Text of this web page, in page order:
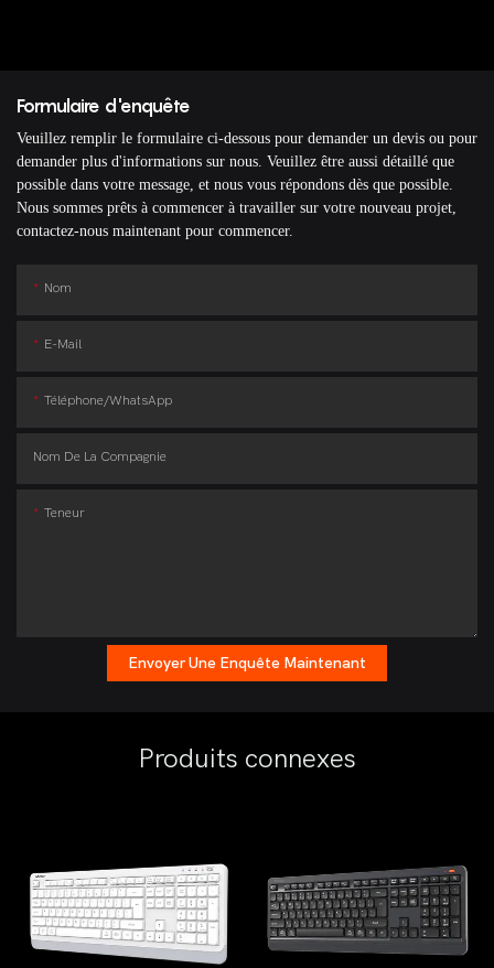
Formulaire d'enquête
Veuillez remplir le formulaire ci-dessous pour demander un devis ou pour
demander plus d'informations sur nous. Veuillez être aussi détaillé que
possible dans votre message, et nous vous répondons dès que possible.
Nous sommes prêts à commencer à travailler sur votre nouveau projet,
contactez-nous maintenant pour commencer.
Nom
E-Mail
Téléphone/WhatsApp
Nom De La Compagnie
Teneur
Envoyer Une Enquête Maintenant
Produits connexes